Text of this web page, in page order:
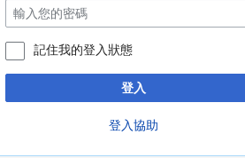
記住我的登入狀態
登入
登入協助